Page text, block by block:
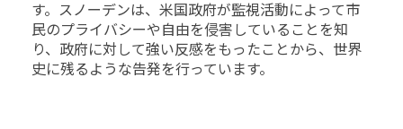
す。スノーデンは、米国政府が監視活動によって市
民のプライバシーや自由を侵害していることを知
り、政府に対して強い反感をもったことから、世界
史に残るような告発を行っています。